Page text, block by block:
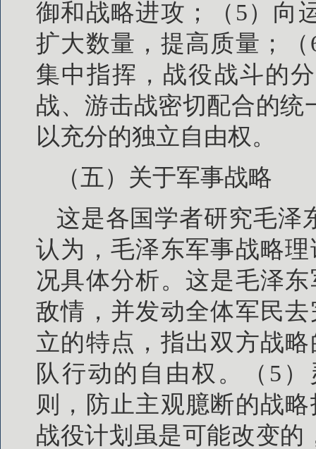
御和战略进攻；（5）向
扩大数量，提高质量；
集中指挥，战役战斗的
战、游击战密切配合的
以充分的独立自由权。
（五）关于军事战略
这是各国学者研究毛泽
认为，毛泽东军事战略
况具体分析。这是毛泽
敌情，并发动全体军民
立的特点，指出双方战
队行动的自由权。（5
则，防止主观臆断的战
战役计划虽是可能改变